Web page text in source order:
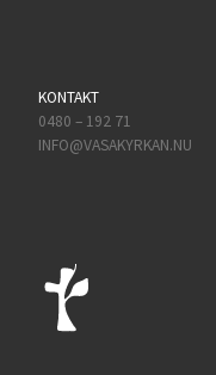
KONTAKT
0480 – 192 71
INFO@VASAKYRKAN.NU